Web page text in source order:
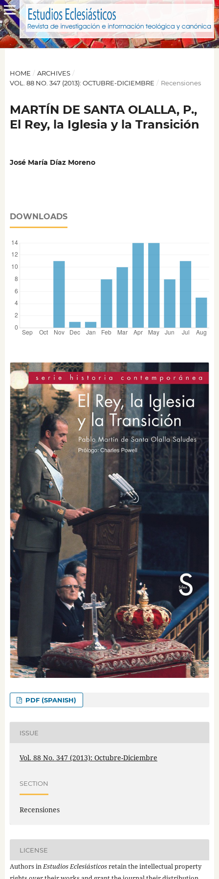
HOME / ARCHIVES /
VOL. 88 NO. 347 (2013): OCTUBRE-DICIEMBRE / Recensiones
MARTÍN DE SANTA OLALLA, P.,
El Rey, la Iglesia y la Transición
José María Díaz Moreno
DOWNLOADS
PDF (SPANISH)
ISSUE
Vol. 88 No. 347 (2013): Octubre-Diciembre
SECTION
Recensiones
LICENSE
Authors inEstudios Eclesiásticosretain the intellectual property